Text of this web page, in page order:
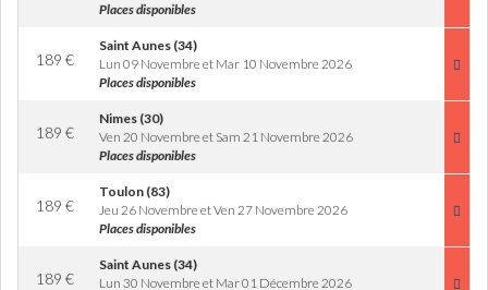
Places disponibles
189 €
Saint Aunes (34)
Lun 09 Novembre et Mar 10 Novembre 2026
Places disponibles
189 €
Nimes (30)
Ven 20 Novembre et Sam 21 Novembre 2026
Places disponibles
189 €
Toulon (83)
Jeu 26 Novembre et Ven 27 Novembre 2026
Places disponibles
189 €
Saint Aunes (34)
Lun 30 Novembre et Mar 01 Décembre 2026